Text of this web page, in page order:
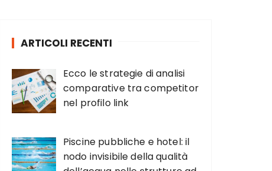
ARTICOLI RECENTI
Ecco le strategie di analisi
comparative tra competitor
nel profilo link
Piscine pubbliche e hotel: il
nodo invisibile della qualità